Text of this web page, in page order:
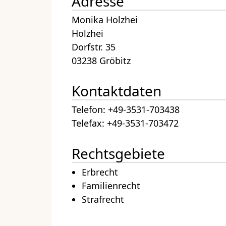
Monika Holzhei
Holzhei
Dorfstr. 35
03238 Gröbitz
Kontaktdaten
Telefon: +49-3531-703438
Telefax: +49-3531-703472
Rechtsgebiete
Erbrecht
Familienrecht
Strafrecht